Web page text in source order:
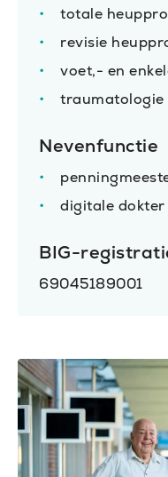
totale
revisie
voet,- en
traumatologie
Nevenfunctie
digitale dokter
BIG-
69045189001